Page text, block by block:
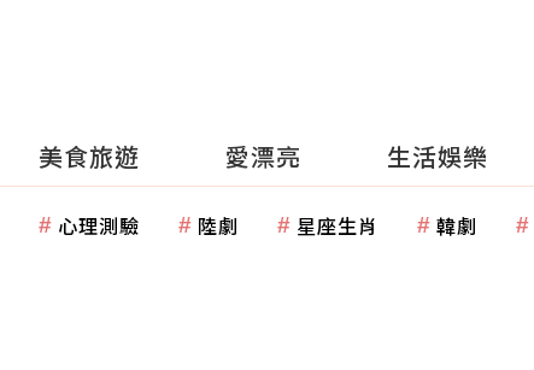
美食旅遊 愛漂亮 生活娛樂
心理測驗 陸劇 星座生肖 韓劇